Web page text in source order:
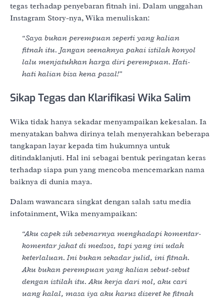
tegas terhadap penyebaran fitnah ini. Dalam unggahan
Instagram Story-nya, Wika menuliskan:
“Saya bukan perempuan seperti yang kalian
fitnah itu. Jangan seenaknya pakai istilah konyol
lalu menjatuhkan harga diri perempuan. Hati-
hati kalian bisa kena pasal!”
Sikap Tegas dan Klarifikasi Wika Salim
Wika tidak hanya sekadar menyampaikan kekesalan. Ia
menyatakan bahwa dirinya telah menyerahkan beberapa
tangkapan layar kepada tim hukumnya untuk
ditindaklanjuti. Hal ini sebagai bentuk peringatan keras
terhadap siapa pun yang mencoba mencemarkan nama
baiknya di dunia maya.
Dalam wawancara singkat dengan salah satu media
infotainment, Wika menyampaikan:
“Aku capek sih sebenarnya menghadapi komentar-
komentar jahat di medsos, tapi yang ini udah
keterlaluan. Ini bukan sekadar julid, ini fitnah.
Aku bukan perempuan yang kalian sebut-sebut
dengan istilah itu. Aku kerja dari nol, aku cari
uang halal, masa iya aku harus diseret ke fitnah